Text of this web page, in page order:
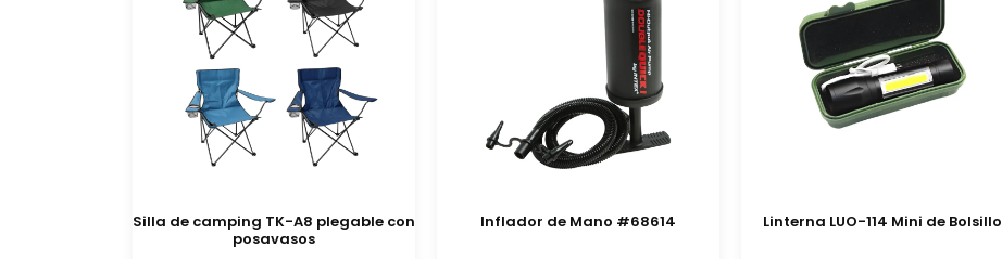
Silla de camping TK-A8 plegable con
posavasos
Inflador de Mano #68614 Linterna LUO-114 Mini de Bolsillo